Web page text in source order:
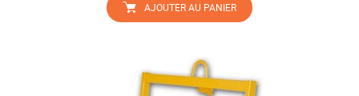
AJOUTER AU PANIER